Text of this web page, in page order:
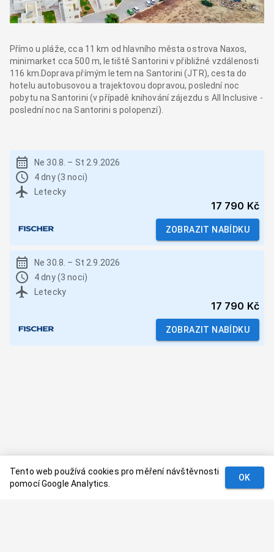
Přímo u pláže, cca 11 km od hlavního města ostrova Naxos,
minimarket cca 500 m, letiště Santorini v přibližné vzdálenosti
116 km.Doprava přímým letem na Santorini (JTR), cesta do
hotelu autobusovou a trajektovou dopravou, poslední noc
pobytu na Santorini (v případě knihování zájezdu s All Inclusive -
poslední noc na Santorini s polopenzí).
Ne 30.8. – St 2.9.2026
4 dny (3 noci)
Letecky
17 790 Kč
ZOBRAZIT NABÍDKU
Ne 30.8. – St 2.9.2026
4 dny (3 noci)
Letecky
17 790 Kč
ZOBRAZIT NABÍDKU
Tento web používá cookies pro měření návštěvnosti
pomocí Google Analytics.
OK